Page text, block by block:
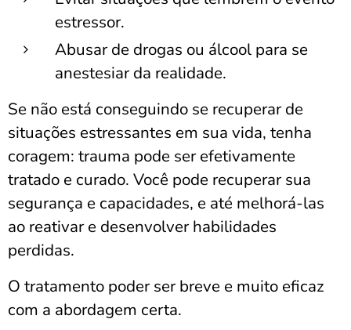
estressor.
Abusar de drogas ou álcool para se
anestesiar da realidade.
Se não está conseguindo se recuperar de
situações estressantes em sua vida, tenha
coragem: trauma pode ser efetivamente
tratado e curado. Você pode recuperar sua
segurança e capacidades, e até melhorá-las
ao reativar e desenvolver habilidades
perdidas.
O tratamento poder ser breve e muito eficaz
com a abordagem certa.